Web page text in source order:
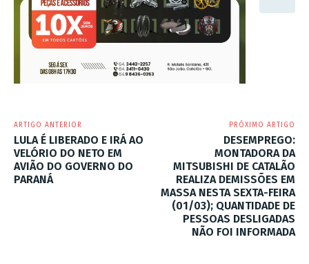
ARTIGO ANTERIOR
LULA É LIBERADO E IRÁ AO
VELÓRIO DO NETO EM
AVIÃO DO GOVERNO DO
PARANÁ
PRÓXIMO ARTIGO
DESEMPREGO:
MONTADORA DA
MITSUBISHI DE CATALÃO
REALIZA DEMISSÕES EM
MASSA NESTA SEXTA-FEIRA
(01/03); QUANTIDADE DE
PESSOAS DESLIGADAS
NÃO FOI INFORMADA